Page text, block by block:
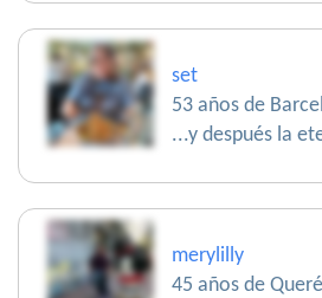
set
53 años de
...y después la
merylilly
45 años de